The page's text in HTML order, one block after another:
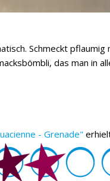
Schmeckt
das man in
- Grenade"